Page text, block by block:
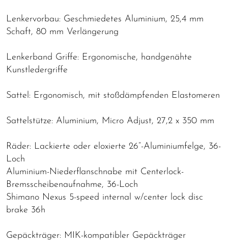
Lenkervorbau: Geschmiedetes Aluminium, 25,4 mm
Schaft, 80 mm Verlängerung
Lenkerband Griffe: Ergonomische, handgenähte
Kunstledergriffe
Sattel: Ergonomisch, mit stoßdämpfenden Elastomeren
Sattelstütze: Aluminium, Micro Adjust, 27,2 x 350 mm
Räder: Lackierte oder eloxierte 26“-Aluminiumfelge, 36-
Loch
Aluminium-Niederflanschnabe mit Centerlock-
Bremsscheibenaufnahme, 36-Loch
Shimano Nexus 5-speed internal w/center lock disc
brake 36h
Gepäckträger: MIK-kompatibler Gepäckträger